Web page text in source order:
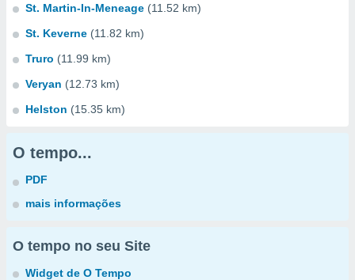
St. Martin-In-Meneage (11.52 km)
St. Keverne (11.82 km)
Truro (11.99 km)
Veryan (12.73 km)
Helston (15.35 km)
O tempo...
PDF
mais informações
O tempo no seu Site
Widget de O Tempo